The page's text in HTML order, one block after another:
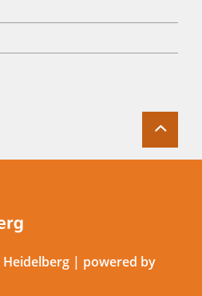
Heidelberg | powered by